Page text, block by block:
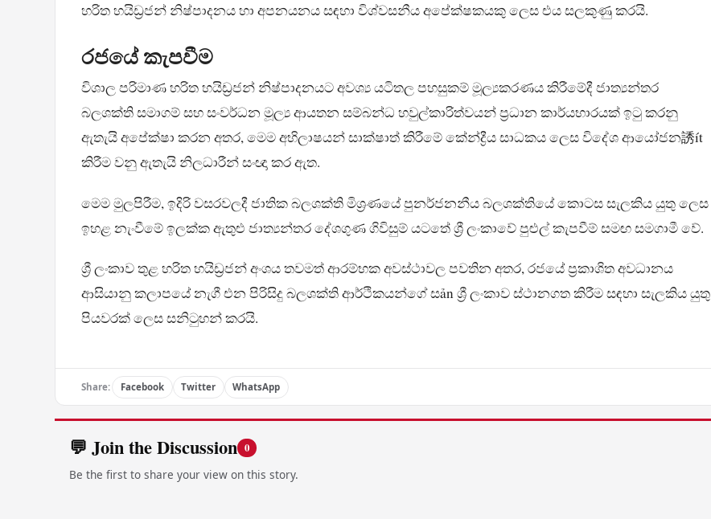
හරිත හයිඩ්‍රජන් නිෂ්පාදනය හා අපනයනය සඳහා විශ්වසනීය අපේක්ෂකයකු ලෙස එය සලකුණු කරයි.
රජයේ කැපවීම
විශාල පරිමාණ හරිත හයිඩ්‍රජන් නිෂ්පාදනයට අවශ්‍ය යටිතල පහසුකම් මූල්‍යකරණය කිරීමේදී ජාත්‍යන්තර
බලශක්ති සමාගම් සහ සංවර්ධන මූල්‍ය ආයතන සම්බන්ධ හවුල්කාරිත්වයන් ප්‍රධාන කාර්යභාරයක් ඉටු කරනු
ඇතැයි අපේක්ෂා කරන අතර, මෙම අභිලාෂයන් සාක්ෂාත් කිරීමේ කේන්ද්‍රීය සාධකය ලෙස විදේශ ආයෝජන誘ít
කිරීම වනු ඇතැයි නිලධාරීන් සංඥා කර ඇත.
මෙම මුලපිරීම, ඉදිරි වසරවලදී ජාතික බලශක්ති මිශ්‍රණයේ පුනර්ජනනීය බලශක්තියේ කොටස සැලකිය යුතු ලෙස
ඉහළ නැංවීමේ ඉලක්ක ඇතුළු ජාත්‍යන්තර දේශගුණ ගිවිසුම් යටතේ ශ්‍රී ලංකාවේ පුළුල් කැපවීම් සමඟ සමගාමී වේ.
ශ්‍රී ලංකාව තුළ හරිත හයිඩ්‍රජන් අංශය තවමත් ආරම්භක අවස්ථාවල පවතින අතර, රජයේ ප්‍රකාශිත අවධානය
ආසියානු කලාපයේ නැගී එන පිරිසිදු බලශක්ති ආර්ථිකයන්ගේ සản ශ්‍රී ලංකාව ස්ථානගත කිරීම සඳහා සැලකිය යුතු
පියවරක් ලෙස සනිටුහන් කරයි.
Share: Facebook Twitter WhatsApp
💬 Join the Discussion 0
Be the first to share your view on this story.